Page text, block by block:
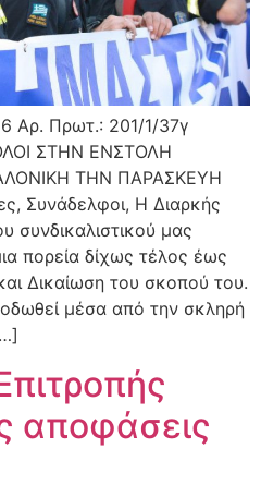
Αρ. Πρωτ.: 201/1/37γ
ΣΤΗΝ ΕΝΣΤΟΛΗ
ΤΗΝ ΠΑΡΑΣΚΕΥΗ
Συνάδελφοι, Η Διαρκής
συνδικαλιστικού μας
πορεία δίχως τέλος έως
Δικαίωση του σκοπού του.
μέσα από την σκληρή
αποφάσεις